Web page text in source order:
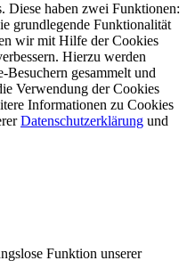
Diese haben zwei Funktionen:
grundlegende Funktionalität
wir mit Hilfe der Cookies
Hierzu werden
Besuchern gesammelt und
Verwendung der Cookies
Informationen zu Cookies
Datenschutzerklärung und
Funktion unserer